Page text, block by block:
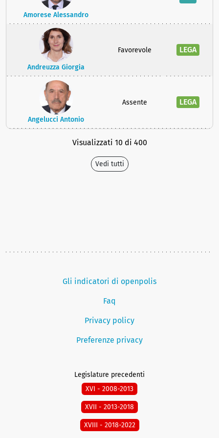
Amorese Alessandro
Andreuzza Giorgia
Favorevole LEGA
Angelucci Antonio
Assente LEGA
Visualizzati 10 di 400
Vedi tutti
Gli indicatori di openpolis
Faq
Privacy policy
Preferenze privacy
Legislature precedenti
XVI - 2008-2013
XVII - 2013-2018
XVIII - 2018-2022